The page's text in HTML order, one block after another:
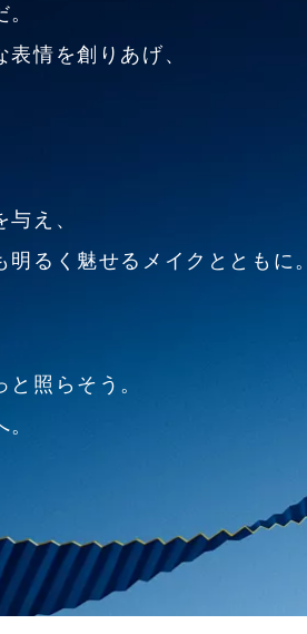
情を創りあげ、
え、
るく魅せるメイクとともに。
照らそう。